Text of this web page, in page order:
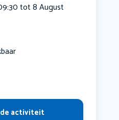
tot 8 August
activiteit